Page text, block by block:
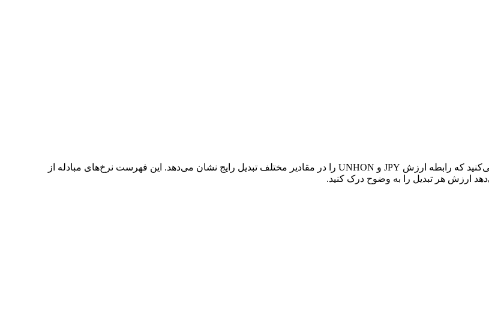
در جدول بالا، نمودار داده‌های تبدیل جامع JPY به UNHON را مشاهده می‌کنید که رابطه ارزش JPY و UNHON را در مقادیر مختلف تبدیل رایج نشان می‌دهد. این فهرست نرخ‌های مبادله از